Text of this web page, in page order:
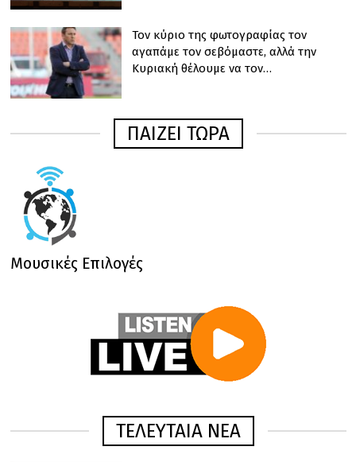
Τον κύριο της φωτογραφίας τον
αγαπάμε τον σεβόμαστε, αλλά την
Κυριακή θέλουμε να τον…
ΠΑΙΖΕΙ ΤΩΡΑ
Μουσικές Επιλογές
ΤΕΛΕΥΤΑΙΑ ΝΕΑ